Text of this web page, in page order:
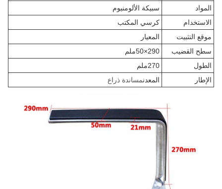
المواد
سبيكة الألومنيوم
الاستخدام
كرسي المكتب
موقع التثبيت
المعيار
سطح القضيب
290×50ملم
الطول
270ملم
الإطار
المعدنمساندة ذراع